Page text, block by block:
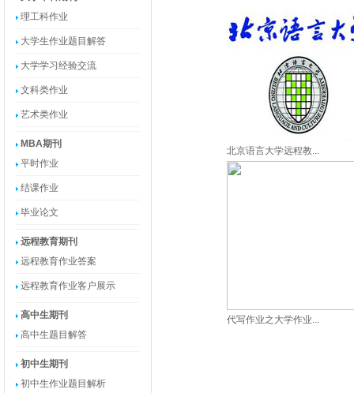
理工科作业
大学生作业题目解答
大学学习经验交流
文科类作业
艺术类作业
MBA期刊
平时作业
结课作业
毕业论文
远程教育期刊
远程教育作业答案
远程教育作业客户展示
高中生期刊
高中生题目解答
初中生期刊
初中生作业题目解析
北京语言大学远程教...
代写作业之大学作业...